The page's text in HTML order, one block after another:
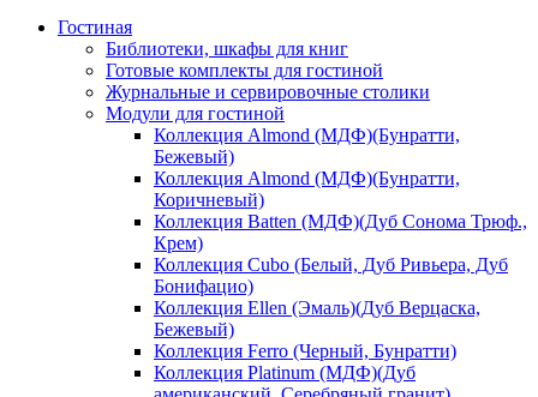
Гостиная
Библиотеки, шкафы для книг
Готовые комплекты для гостиной
Журнальные и сервировочные столики
Модули для гостиной
Коллекция Almond (МДФ)(Бунратти,
Бежевый)
Коллекция Almond (МДФ)(Бунратти,
Коричневый)
Коллекция Batten (МДФ)(Дуб Сонома Трюф.,
Крем)
Коллекция Cubo (Белый, Дуб Ривьера, Дуб
Бонифацио)
Коллекция Ellen (Эмаль)(Дуб Верцаска,
Бежевый)
Коллекция Ferro (Черный, Бунратти)
Коллекция Platinum (МДФ)(Дуб